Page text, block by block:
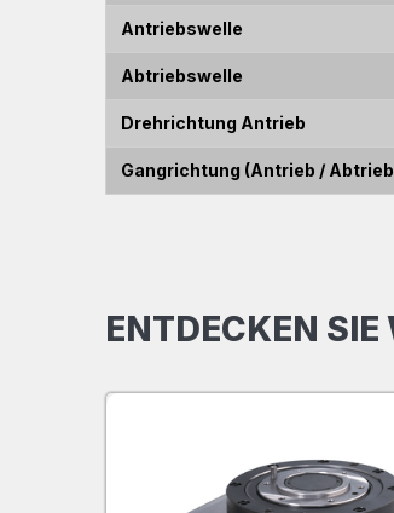
Antriebswelle
Abtriebswelle
Drehrichtung Antrieb
Gangrichtung (Antrieb /
ENTDECKEN SIE